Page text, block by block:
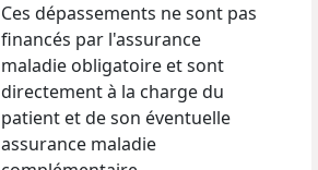
Ces dépassements ne sont pas
financés par l'assurance
maladie obligatoire et sont
directement à la charge du
patient et de son éventuelle
assurance maladie